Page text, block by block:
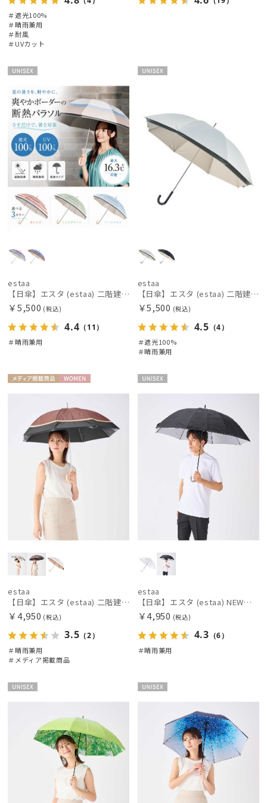
＃遮光100%
＃晴雨兼用
＃耐風
＃UVカット
X
estaa
【日傘】エスタ (estaa) 二階建て 断熱 テクスチャー３ボーダー 晴雨兼用 遮光100 UV100 断熱
￥5,500 (税込)
4.4 （11）
＃晴雨兼用
estaa
【日傘】エスタ (estaa) 二階建て 断熱 プレーン６０ 大寸 晴雨兼用 遮光100 UV100
￥5,500 (税込)
4.5 （4）
＃遮光100%
＃晴雨兼用
estaa
【日傘】エスタ (estaa) 二階建て 断熱 バイカラーグログラン UV100 遮光100 晴雨兼用
￥4,950 (税込)
3.5 （2）
＃晴雨兼用
＃メディア掲載商品
estaa
【日傘】エスタ (estaa) NEW断熱パラソル ワイド UV加工 遮光 遮熱 晴雨兼用
￥4,950 (税込)
4.3 （6）
＃晴雨兼用